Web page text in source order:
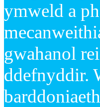
ymweld a
gwahanol
ddefnyddir.